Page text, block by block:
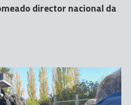
director nacional da